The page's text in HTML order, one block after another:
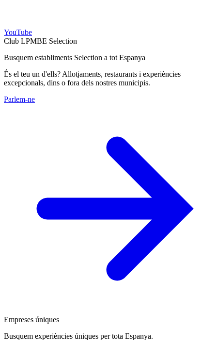
YouTube
Club LPMBE Selection
Busquem establiments Selection a tot Espanya
És el teu un d'ells? Allotjaments, restaurants i experiències
excepcionals, dins o fora dels nostres municipis.
Parlem-ne
Empreses úniques
Busquem experiències úniques per tota Espanya.